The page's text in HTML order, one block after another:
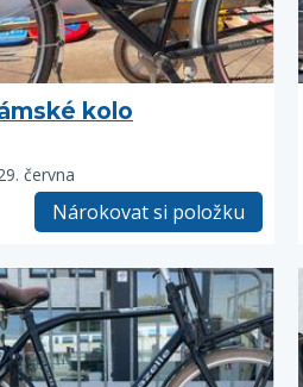
kolo
června
Nárokovat si položku